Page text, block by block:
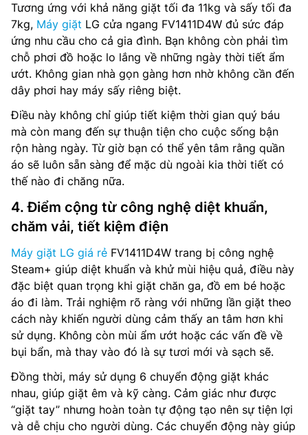
Tương ứng với khả năng giặt tối đa 11kg và sấy tối đa
7kg, Máy giặt LG cửa ngang FV1411D4W đủ sức đáp
ứng nhu cầu cho cả gia đình. Bạn không còn phải tìm
chỗ phơi đồ hoặc lo lắng về những ngày thời tiết ẩm
ướt. Không gian nhà gọn gàng hơn nhờ không cần đến
dây phơi hay máy sấy riêng biệt.
Điều này không chỉ giúp tiết kiệm thời gian quý báu
mà còn mang đến sự thuận tiện cho cuộc sống bận
rộn hàng ngày. Từ giờ bạn có thể yên tâm rằng quần
áo sẽ luôn sẵn sàng để mặc dù ngoài kia thời tiết có
thế nào đi chăng nữa.
4. Điểm cộng từ công nghệ diệt khuẩn,
chăm vải, tiết kiệm điện
Máy giặt LG giá rẻ FV1411D4W trang bị công nghệ
Steam+ giúp diệt khuẩn và khử mùi hiệu quả, điều này
đặc biệt quan trọng khi giặt chăn ga, đồ em bé hoặc
áo đi làm. Trải nghiệm rõ ràng với những lần giặt theo
cách này khiến người dùng cảm thấy an tâm hơn khi
sử dụng. Không còn mùi ẩm ướt hoặc các vấn đề về
bụi bẩn, mà thay vào đó là sự tươi mới và sạch sẽ.
Đồng thời, máy sử dụng 6 chuyển động giặt khác
nhau, giúp giặt êm và kỹ càng. Cảm giác như được
“giặt tay” nhưng hoàn toàn tự động tạo nên sự tiện lợi
và dễ chịu cho người dùng. Các chuyển động này giúp